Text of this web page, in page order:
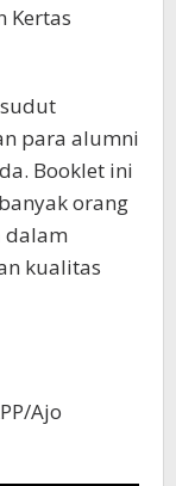
Kertas
para alumni
Booklet ini
orang
dalam
kualitas
Ajo